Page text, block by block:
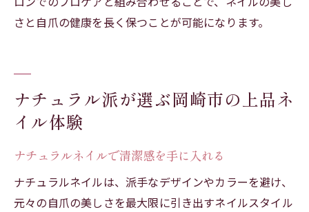
さと自爪の健康を長く保つことが可能になります。
ナチュラル派が選ぶ岡崎市の上品ネ
イル体験
ナチュラルネイルで清潔感を手に入れる
ナチュラルネイルは、派手なデザインやカラーを避け、
元々の自爪の美しさを最大限に引き出すネイルスタイル